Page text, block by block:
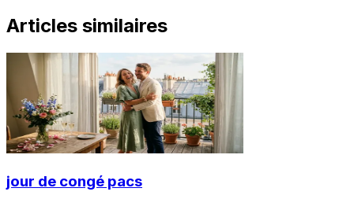
Articles similaires
jour de congé pacs